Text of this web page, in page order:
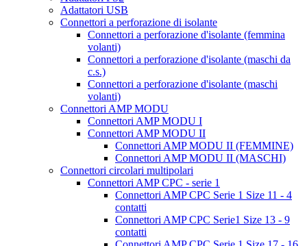
Adattatori USB
Connettori a perforazione di isolante
Connettori a perforazione d'isolante (femmina
volanti)
Connettori a perforazione d'isolante (maschi da
c.s.)
Connettori a perforazione d'isolante (maschi
volanti)
Connettori AMP MODU
Connettori AMP MODU I
Connettori AMP MODU II
Connettori AMP MODU II (FEMMINE)
Connettori AMP MODU II (MASCHI)
Connettori circolari multipolari
Connettori AMP CPC - serie 1
Connettori AMP CPC Serie 1 Size 11 - 4
contatti
Connettori AMP CPC Serie1 Size 13 - 9
contatti